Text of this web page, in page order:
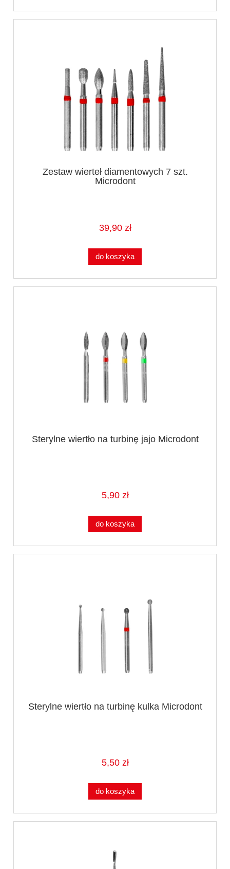
Zestaw wierteł diamentowych 7 szt.
Microdont
39,90 zł
do koszyka
Sterylne wiertło na turbinę jajo Microdont
5,90 zł
do koszyka
Sterylne wiertło na turbinę kulka Microdont
5,50 zł
do koszyka